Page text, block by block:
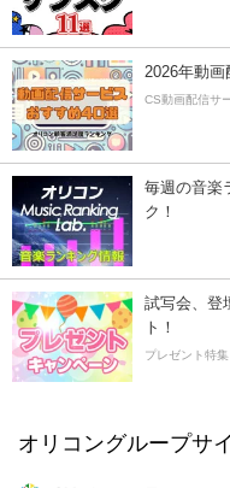
2026年動画
CS動画配信サ
毎週の音楽
ク！
試写会、登
ト！
プレゼント特集
オリコングループサ